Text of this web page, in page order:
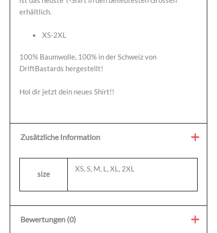
erhältlich.
XS-2XL
100% Baumwolle, 100% in der Schweiz von
DriftBastards hergestellt!
Hol dir jetzt dein neues Shirt!!
Zusätzliche Information
size
XS, S, M, L, XL, 2XL
Bewertungen (0)